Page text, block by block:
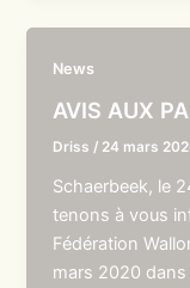
News
AVIS AUX
Driss / 24 mars
Schaerbeek, le
tenons à vous
Fédération
mars 2020 dans